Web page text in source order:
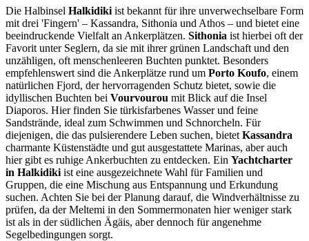
Die Halbinsel Halkidiki ist bekannt für ihre unverwechselbare Form
mit drei 'Fingern' – Kassandra, Sithonia und Athos – und bietet eine
beeindruckende Vielfalt an Ankerplätzen. Sithonia ist hierbei oft der
Favorit unter Seglern, da sie mit ihrer grünen Landschaft und den
unzähligen, oft menschenleeren Buchten punktet. Besonders
empfehlenswert sind die Ankerplätze rund um Porto Koufo, einem
natürlichen Fjord, der hervorragenden Schutz bietet, sowie die
idyllischen Buchten bei Vourvourou mit Blick auf die Insel
Diaporos. Hier finden Sie türkisfarbenes Wasser und feine
Sandstrände, ideal zum Schwimmen und Schnorcheln. Für
diejenigen, die das pulsierendere Leben suchen, bietet Kassandra
charmante Küstenstädte und gut ausgestattete Marinas, aber auch
hier gibt es ruhige Ankerbuchten zu entdecken. Ein Yachtcharter
in Halkidiki ist eine ausgezeichnete Wahl für Familien und
Gruppen, die eine Mischung aus Entspannung und Erkundung
suchen. Achten Sie bei der Planung darauf, die Windverhältnisse zu
prüfen, da der Meltemi in den Sommermonaten hier weniger stark
ist als in der südlichen Ägäis, aber dennoch für angenehme
Segelbedingungen sorgt.